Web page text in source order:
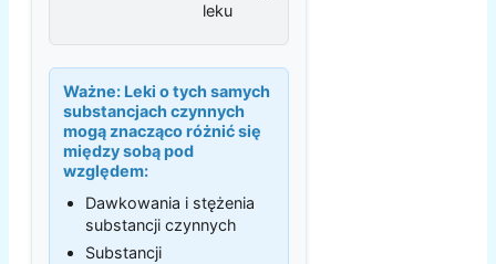
leku
Ważne: Leki o tych samych
substancjach czynnych
mogą znacząco różnić się
między sobą pod
względem:
Dawkowania i stężenia
substancji czynnych
Substancji